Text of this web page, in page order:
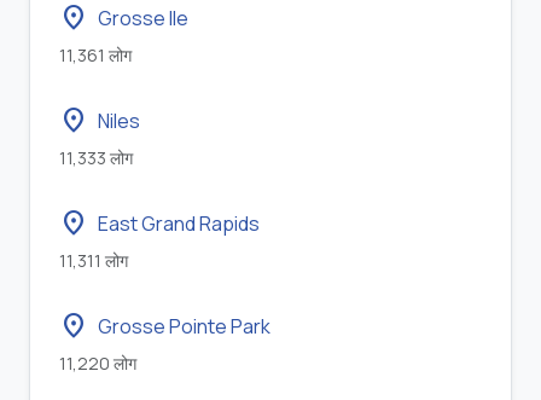
location_on Grosse Ile
11,361 लोग
location_on Niles
11,333 लोग
location_on East Grand Rapids
11,311 लोग
location_on Grosse Pointe Park
11,220 लोग